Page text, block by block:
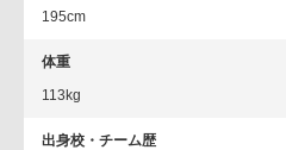
195cm
体重
113kg
出身校・チーム歴